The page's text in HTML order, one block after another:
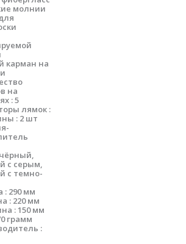
молнии
карман на
на
: 5
лямок :
: 2 шт
с серым,
с темно-
: 290 мм
: 220 мм
: 150 мм
грамм
: